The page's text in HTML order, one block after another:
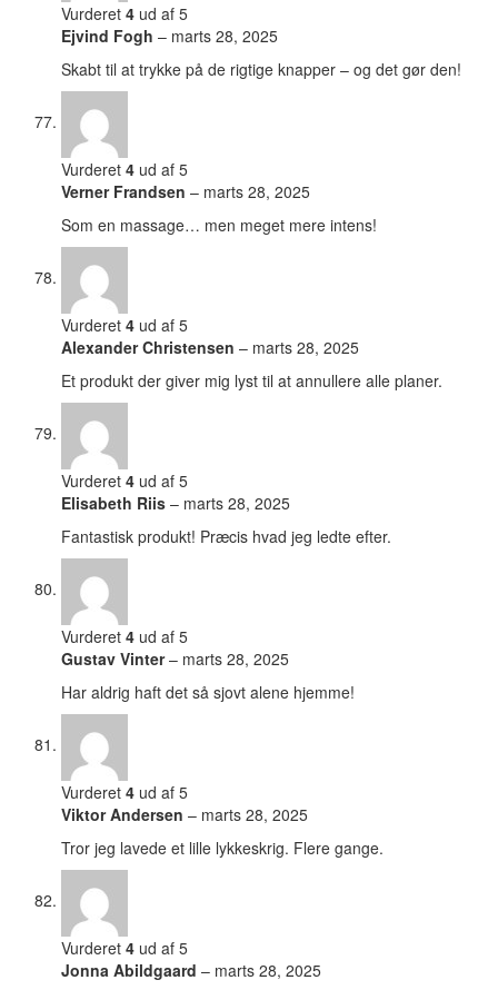
Vurderet 4 ud af 5
Ejvind Fogh – marts 28, 2025
Skabt til at trykke på de rigtige knapper – og det gør den!
Vurderet 4 ud af 5
Verner Frandsen – marts 28, 2025
Som en massage… men meget mere intens!
Vurderet 4 ud af 5
Alexander Christensen – marts 28, 2025
Et produkt der giver mig lyst til at annullere alle planer.
Vurderet 4 ud af 5
Elisabeth Riis – marts 28, 2025
Fantastisk produkt! Præcis hvad jeg ledte efter.
Vurderet 4 ud af 5
Gustav Vinter– marts 28, 2025
Har aldrig haft det så sjovt alene hjemme!
Vurderet 4 ud af 5
Viktor Andersen – marts 28, 2025
Tror jeg lavede et lille lykkeskrig. Flere gange.
Vurderet 4 ud af 5
Jonna Abildgaard – marts 28, 2025